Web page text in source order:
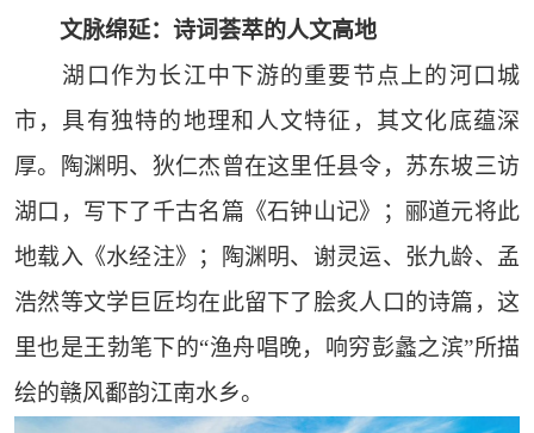
文脉绵延：诗词荟萃的人文高地
湖口作为长江中下游的重要节点上的河口城
市，具有独特的地理和人文特征，其文化底蕴深
厚。陶渊明、狄仁杰曾在这里任县令，苏东坡三访
湖口，写下了千古名篇《石钟山记》；郦道元将此
地载入《水经注》；陶渊明、谢灵运、张九龄、孟
浩然等文学巨匠均在此留下了脍炙人口的诗篇，这
里也是王勃笔下的“渔舟唱晚，响穷彭蠡之滨”所描
绘的赣风鄱韵江南水乡。